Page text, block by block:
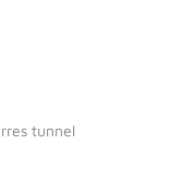
tunnel